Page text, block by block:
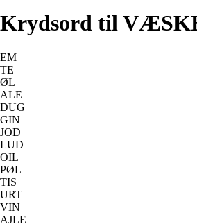
Krydsord til
EM
TE
ØL
ALE
DUG
GIN
JOD
LUD
OIL
PØL
TIS
URT
VIN
AJLE